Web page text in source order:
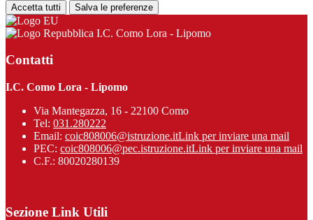
Accetta tutti Salva le preferenze
I.C. Como Lora - Lipomo
Contatti
I.C. Como Lora - Lipomo
Via Mantegazza, 16 - 22100 Como
Tel: 031.280222
Email: coic808006@istruzione.itLink per inviare una mail
PEC: coic808006@pec.istruzione.itLink per inviare una mail
C.F.: 80020280139
Sezione Link Utili